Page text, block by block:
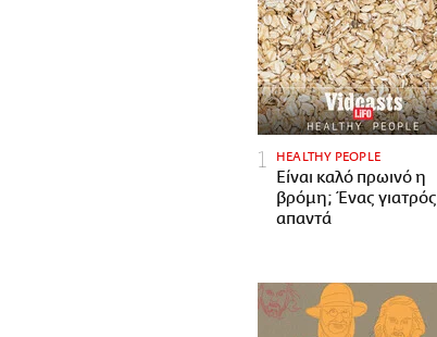
HEALTHY PEOPLE
Είναι καλό πρωινό η
βρόμη; Ένας γιατρός
απαντά